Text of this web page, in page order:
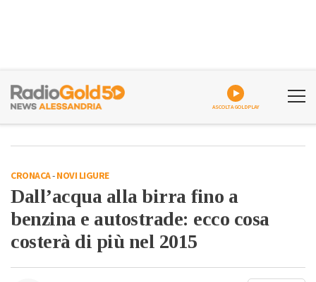
ASCOLTA GOLDPLAY
CRONACA-NOVI LIGURE
Dall’acqua alla birra fino a
benzina e autostrade: ecco cosa
costerà di più nel 2015